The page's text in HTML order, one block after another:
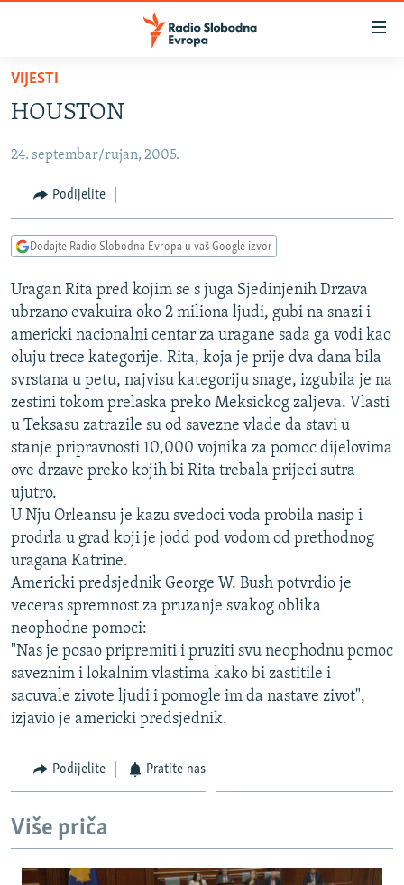
Pređite
glavni
Pređite
Pređite
pretragu
SRBIJA
KOSOVO
VIZUELNO
VIDEO
FOTOGALERIJE
INFOGRAFIKE
PODCASTI
RAT U UKRAJINI
KINA NA BALKANU
RSE PRIČE IZ SVIJETA
ISPRIČAJ MI
DNEVNO@RSE
SPECIJALI RSE
VIŠE OD NASLOVA
GENOCID U SREBRENICI
POPLAVE I KLIZIŠTA U BIH 2024.
TV LIBERTY
POST SCRIPTUM
MOJA EVROPA
TRI DECENIJE OD RATA U BIH
NASTANAK I RASPAD JUGOSLAVIJE
PRATITE NAS
Sve RFE/RL stranice
VIJESTI
HOUSTON
24. septembar/rujan, 2005.
Podijelite
Dodajte Radio Slobodna Evropa u vaš Google izvor
Uragan Rita pred kojim se s juga Sjedinjenih Drzava
ubrzano evakuira oko 2 miliona ljudi, gubi na snazi i
americki nacionalni centar za uragane sada ga vodi kao
oluju trece kategorije. Rita, koja je prije dva dana bila
svrstana u petu, najvisu kategoriju snage, izgubila je na
zestini tokom prelaska preko Meksickog zaljeva. Vlasti
u Teksasu zatrazile su od savezne vlade da stavi u
stanje pripravnosti 10,000 vojnika za pomoc dijelovima
ove drzave preko kojih bi Rita trebala prijeci sutra
ujutro.
U Nju Orleansu je kazu svedoci voda probila nasip i
prodrla u grad koji je jodd pod vodom od prethodnog
uragana Katrine.
Americki predsjednik George W. Bush potvrdio je
veceras spremnost za pruzanje svakog oblika
neophodne pomoci:
"Nas je posao pripremiti i pruziti svu neophodnu pomoc
saveznim i lokalnim vlastima kako bi zastitile i
sacuvale zivote ljudi i pomogle im da nastave zivot",
izjavio je americki predsjednik.
Podijelite Pratite nas
Više priča